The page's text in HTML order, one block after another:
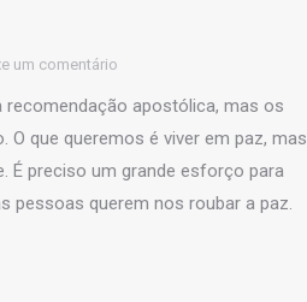
um comentário
apostólica, mas os
que queremos é viver em paz, mas
É preciso um grande esforço para
pessoas querem nos roubar a paz.